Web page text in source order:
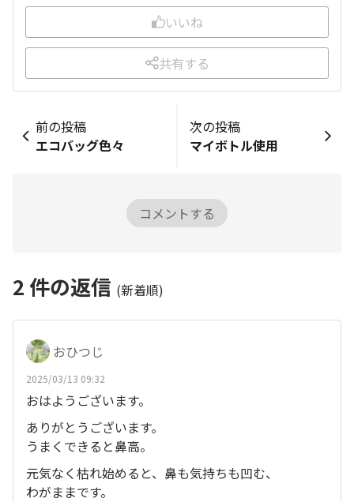
いいね
共有する
前の投稿
エコバッグ色々
次の投稿
マイボトル使用
コメントする
2 件の返信 (新着順)
おひつじ
2025/03/13 09:32
おはようございます。
ありがとうございます。
うまくできると鼻高。
元気なく枯れ始めると、鼻も気持ちも凹む、
わがままです。